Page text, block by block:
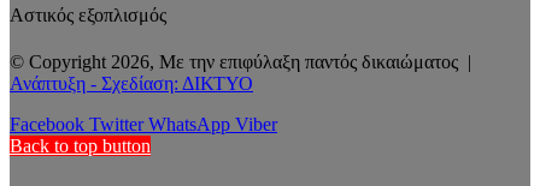
Αστικός εξοπλισμός
© Copyright 2026, Με την επιφύλαξη παντός δικαιώματος |
Ανάπτυξη - Σχεδίαση: ΔΙΚΤΥΟ
Facebook Twitter WhatsApp Viber
Back to top button